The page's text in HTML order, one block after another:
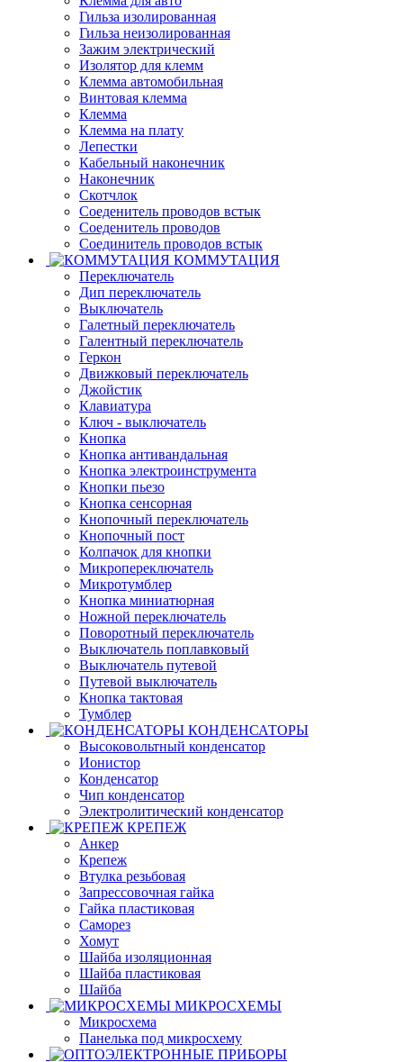
Гильза изолированная
Гильза неизолированная
Зажим электрический
Изолятор для клемм
Клемма автомобильная
Винтовая клемма
Клемма
Клемма на плату
Лепестки
Кабельный наконечник
Наконечник
Скотчлок
Соеденитель проводов встык
Соеденитель проводов
Соединитель проводов встык
КОММУТАЦИЯ
Переключатель
Дип переключатель
Выключатель
Галетный переключатель
Галентный переключатель
Геркон
Движковый переключатель
Джойстик
Клавиатура
Ключ - выключатель
Кнопка
Кнопка антивандальная
Кнопка электроинструмента
Кнопки пьезо
Кнопка сенсорная
Кнопочный переключатель
Кнопочный пост
Колпачок для кнопки
Микропереключатель
Микротумблер
Кнопка миниатюрная
Ножной переключатель
Поворотный переключатель
Выключатель поплавковый
Выключатель путевой
Путевой выключатель
Кнопка тактовая
Тумблер
КОНДЕНСАТОРЫ
Высоковольтный конденсатор
Ионистор
Конденсатор
Чип конденсатор
Электролитический конденсатор
КРЕПЕЖ
Анкер
Крепеж
Втулка резьбовая
Запрессовочная гайка
Гайка пластиковая
Саморез
Хомут
Шайба изоляционная
Шайба пластиковая
Шайба
МИКРОСХЕМЫ
Микросхема
Панелька под микросхему